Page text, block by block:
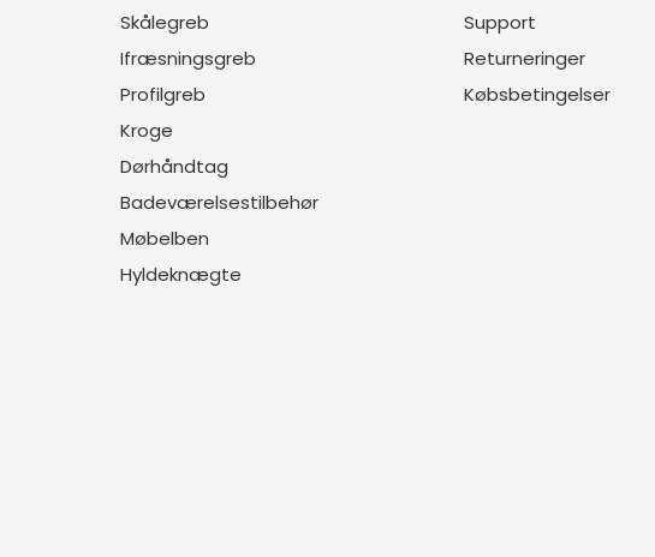
Skålegreb
Ifræsningsgreb
Profilgreb
Kroge
Dørhåndtag
Badeværelsestilbehør
Møbelben
Hyldeknægte
Support
Returneringer
Købsbetingelser